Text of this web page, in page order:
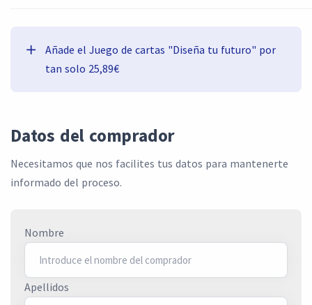
Añade el Juego de cartas "Diseña tu futuro" por
tan solo 25,89€
Datos del comprador
Necesitamos que nos facilites tus datos para mantenerte
informado del proceso.
Nombre
Apellidos